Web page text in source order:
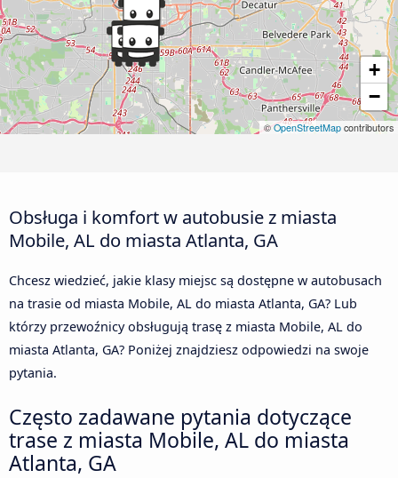
+
−
© OpenStreetMap contributors
Obsługa i komfort w autobusie z miasta
Mobile, AL do miasta Atlanta, GA
Chcesz wiedzieć, jakie klasy miejsc są dostępne w autobusach
na trasie od miasta Mobile, AL do miasta Atlanta, GA? Lub
którzy przewoźnicy obsługują trasę z miasta Mobile, AL do
miasta Atlanta, GA? Poniżej znajdziesz odpowiedzi na swoje
pytania.
Często zadawane pytania dotyczące
trase z miasta Mobile, AL do miasta
Atlanta, GA